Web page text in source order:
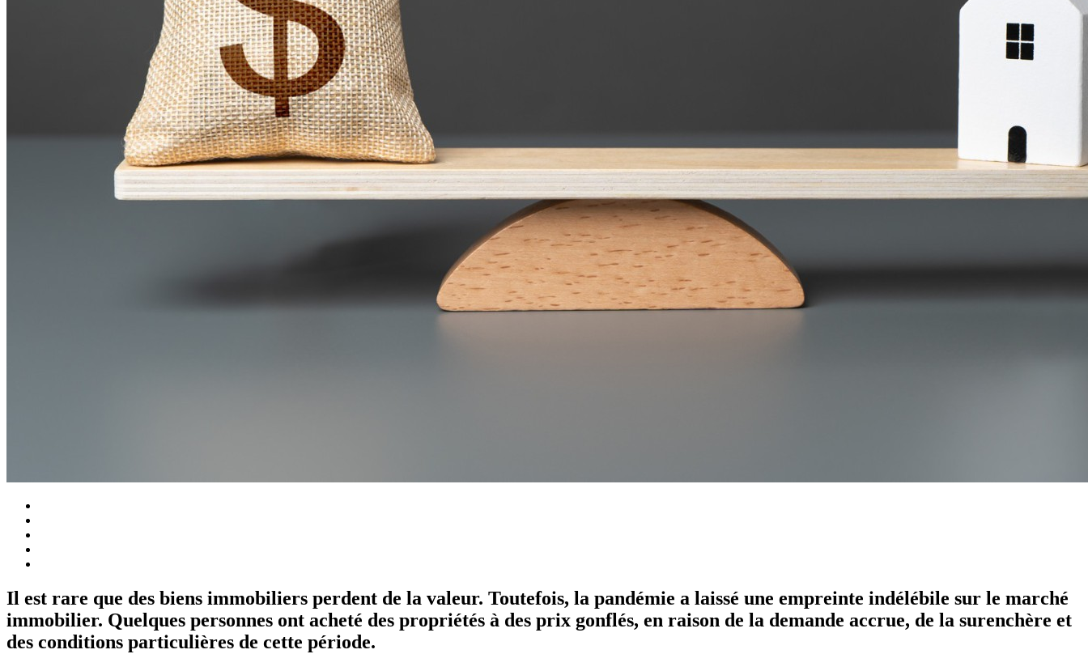
Il est rare que des biens immobiliers perdent de la valeur. Toutefois, la pandémie a laissé une empreinte indélébile sur le marché
immobilier. Quelques personnes ont acheté des propriétés à des prix gonflés, en raison de la demande accrue, de la surenchère et
des conditions particulières de cette période.